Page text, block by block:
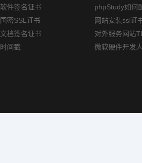
软件签名证书
国密SSL证书
文档签名证书
时间戳